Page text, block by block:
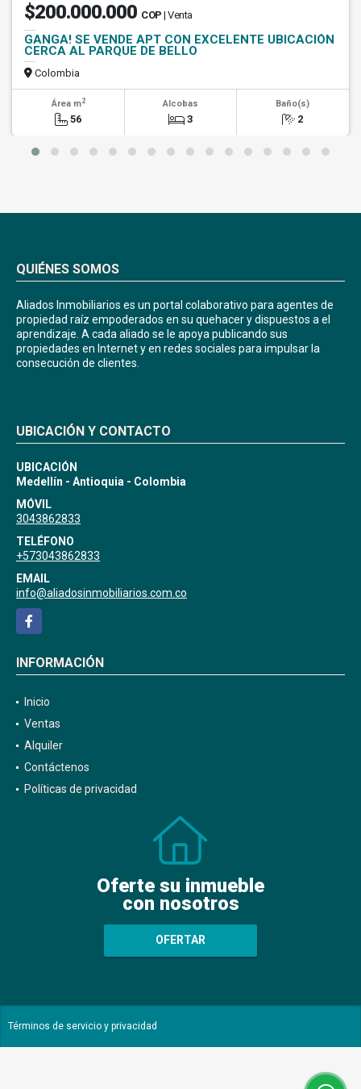
$200.000.000 COP | Venta
GANGA! SE VENDE APT CON EXCELENTE UBICACIÓN
CERCA AL PARQUE DE BELLO
Colombia
Área m2
56
Alcobas
3
Baño(s)
2
QUIÉNES SOMOS
Aliados Inmobiliarios es un portal colaborativo para agentes de
propiedad raíz empoderados en su quehacer y dispuestos a el
aprendizaje. A cada aliado se le apoya publicando sus
propiedades en Internet y en redes sociales para impulsar la
consecución de clientes.
UBICACIÓN Y CONTACTO
UBICACIÓN
Medellín - Antioquia - Colombia
MÓVIL
3043862833
TELÉFONO
+573043862833
EMAIL
info@aliadosinmobiliarios.com.co
Facebook
INFORMACIÓN
Inicio
Ventas
Alquiler
Contáctenos
Políticas de privacidad
Oferte su inmueble
con nosotros
OFERTAR
Términos de servicio y privacidad